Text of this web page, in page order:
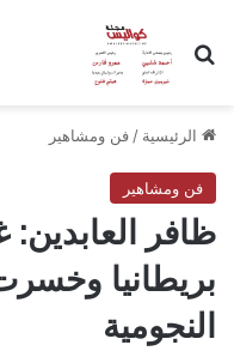
بحث عن
الرئيسية / فن ومشاهير
فن ومشاهير
ظافر
بريطانيا
النجومية